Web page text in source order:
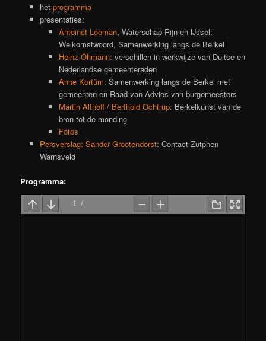
het programma
presentaties:
Antoinet Looman, Waterschap Rijn en IJssel:
Welkomstwoord, Samenwerking langs de Berkel
Heinz Öhmann: verschillen in werkwijze van Duitse en
Nederlandse gemeenteraden
Anne Kortüm: Samenwerking langs de Berkel met
gemeenten en Raad van Advies van burgemeesters
Martin Althoff / Berthold Ochtrup: Berkelkunst van de
bron tot de monding
Fotos
Persverslag: Sander Grootendorst: Contact Zutphen
Warnsveld
Programma: